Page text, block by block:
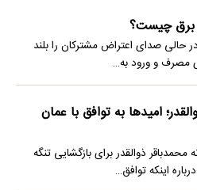
برق چیست؟
حالی صدای اعتراض مشترکان را بلند
مصرف و ورود به…
امیدها به توافق با عمان
ذوالقدر برای بازگشایی تنگه
اینکه توافق…